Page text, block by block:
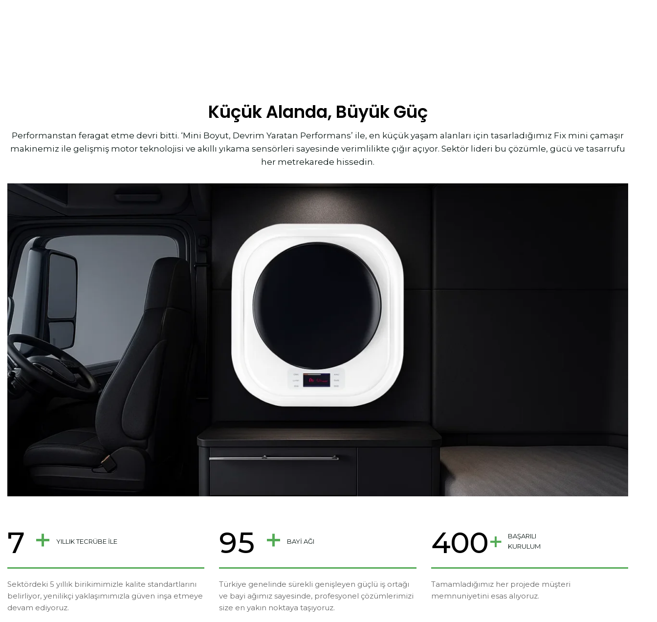
KüçükAlanda, BüyükGüç
Performanstan feragat etme devri bitti. ‘Mini Boyut, Devrim Yaratan Performans’ ile, en küçük yaşam alanları için tasarladığımız Fix mini çamaşır
makinemiz ile gelişmiş motor teknolojisi ve akıllı yıkama sensörleri sayesinde verimlilikte çığır açıyor. Sektör lideri bu çözümle, gücü ve tasarrufu
her metrekarede hissedin.
7 + YILLIK TECRÜBE ILE
Sektördeki 5 yıllık birikimimizle kalite standartlarını
belirliyor, yenilikçi yaklaşımımızla güven inşa etmeye
devam ediyoruz.
95 + BAYİ AĞI
Türkiye genelinde sürekli genişleyen güçlü iş ortağı
ve bayi ağımız sayesinde, profesyonel çözümlerimizi
size en yakın noktaya taşıyoruz.
400+
BAŞARILI
KURULUM
Tamamladığımız her projede müşteri
memnuniyetini esas alıyoruz.